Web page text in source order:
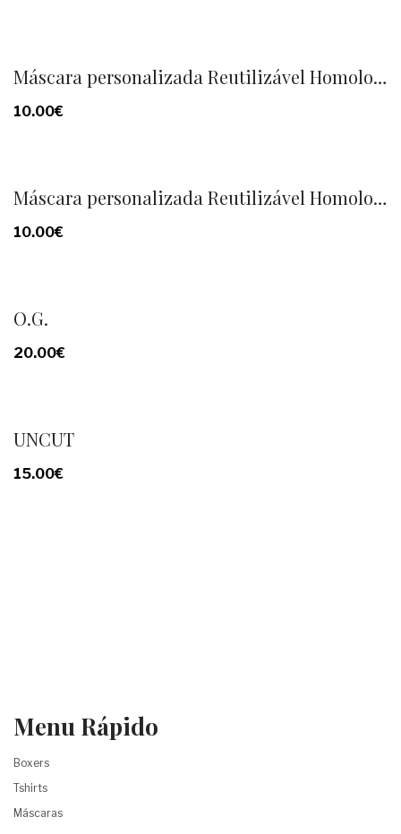
Máscara personalizada Reutilizável Homologada
10.00€
Máscara personalizada Reutilizável Homologada
10.00€
O.G.
20.00€
UNCUT
15.00€
Menu Rápido
Boxers
Tshirts
Máscaras